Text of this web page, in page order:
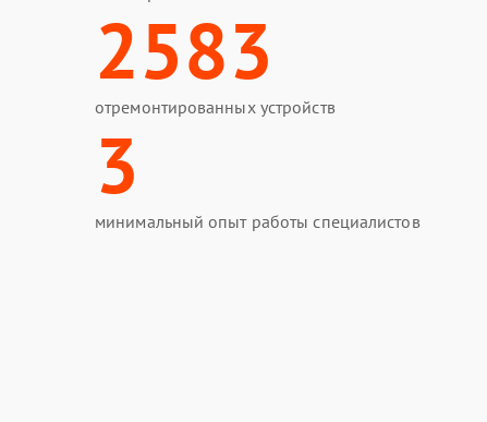
2583
отремонтированных устройств
3
минимальный опыт работы специалистов